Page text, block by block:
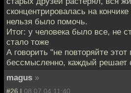
сконцентрировалась на
нельзя было помочь.
Итог: у человека было все, не
стало тоже
А говорить "не повторяйте
бессмысленно, каждый решает
magus »
#26 | 08.07.04 11:40